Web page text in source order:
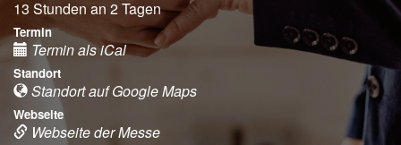
13 Stunden an 2 Tagen
Termin
Termin als iCal
Standort
Standort auf Google Maps
Webseite
Webseite der Messe